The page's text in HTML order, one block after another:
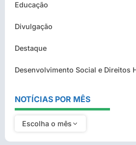
Educação
Divulgação
Destaque
Desenvolvimento Social e Direitos
NOTÍCIAS POR MÊS
Escolha o mês